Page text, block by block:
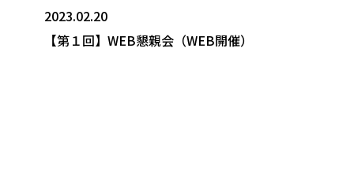
2023.02.20
【第１回】WEB懇親会（WEB開催）